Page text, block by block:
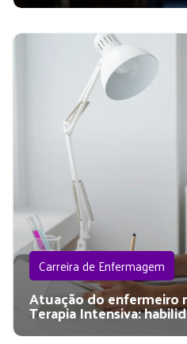
Carreira de Enfermagem
Atuação do enfermeiro
Terapia Intensiva: